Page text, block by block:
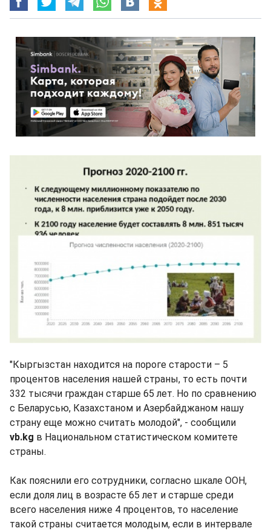
"Кыргызстан находится на пороге старости – 5
процентов населения нашей страны, то есть почти
332 тысячи граждан старше 65 лет. Но по сравнению
с Беларусью, Казахстаном и Азербайджаном нашу
страну еще можно считать молодой", - сообщили
vb.kg в Национальном статистическом комитете
страны.
Как пояснили его сотрудники, согласно шкале ООН,
если доля лиц в возрасте 65 лет и старше среди
всего населения ниже 4 процентов, то население
такой страны считается молодым, если в интервале